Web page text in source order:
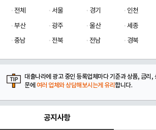
전체 서울 경기 인천
부산
광주 울산 세종
충남
전북 전남 경북
대출나라에 광고 중인 등록업체마다 기준과 상품, 금리,
문에 여러 업체와 상담해보시는게 유리합니다.
공지사항